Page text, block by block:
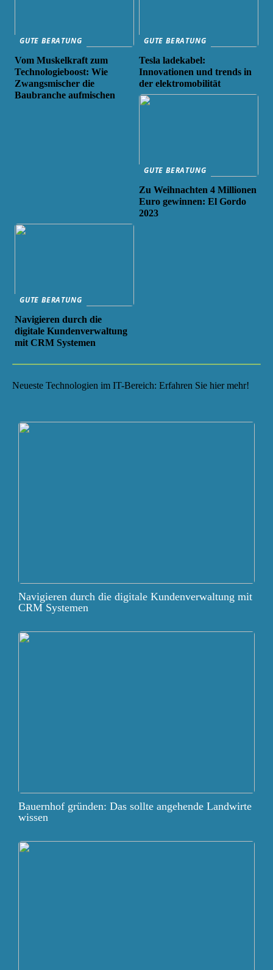
GUTE BERATUNG
Vom Muskelkraft zum
Technologieboost: Wie
Zwangsmischer die
Baubranche aufmischen
GUTE BERATUNG
Tesla ladekabel:
Innovationen und trends in
der elektromobilität
GUTE BERATUNG
Zu Weihnachten 4 Millionen
Euro gewinnen: El Gordo
2023
GUTE BERATUNG
Navigieren durch die
digitale Kundenverwaltung
mit CRM Systemen
Neueste Technologien im IT-Bereich: Erfahren Sie hier mehr!
Navigieren durch die digitale Kundenverwaltung mit
CRM Systemen
Bauernhof gründen: Das sollte angehende Landwirte
wissen